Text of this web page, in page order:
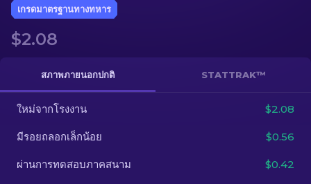
มีด
ถุงมือ
กล่อง
อื่น ๆ
เกรดมาตรฐานทางทหาร
$2.08
สภาพภายนอกปกติ STATTRAK™
ใหม่จากโรงงาน $2.08
มีรอยถลอกเล็กน้อย $0.56
ผ่านการทดสอบภาคสนาม $0.42